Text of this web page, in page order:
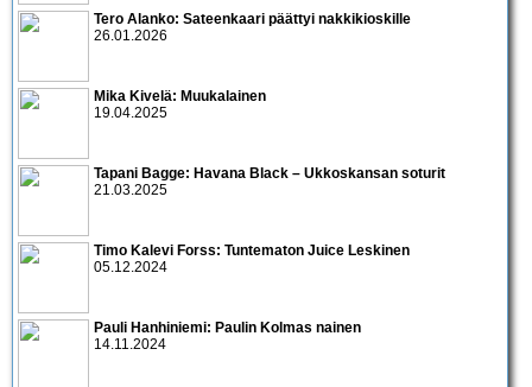
Tero Alanko: Sateenkaari päättyi nakkikioskille
26.01.2026
Mika Kivelä: Muukalainen
19.04.2025
Tapani Bagge: Havana Black – Ukkoskansan soturit
21.03.2025
Timo Kalevi Forss: Tuntematon Juice Leskinen
05.12.2024
Pauli Hanhiniemi: Paulin Kolmas nainen
14.11.2024